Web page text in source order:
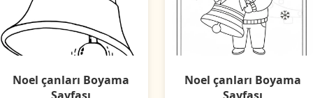
Noel çanları Boyama
Sayfası
Noel çanları Boyama
Sayfası